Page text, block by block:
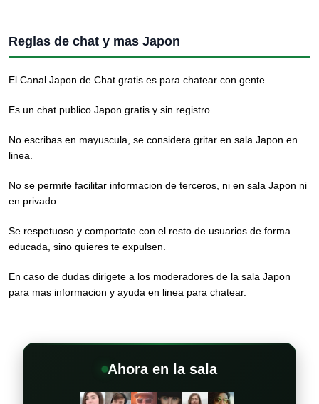
Reglas de chat y mas Japon
El Canal Japon de Chat gratis es para chatear con gente.
Es un chat publico Japon gratis y sin registro.
No escribas en mayuscula, se considera gritar en sala Japon en
linea.
No se permite facilitar informacion de terceros, ni en sala Japon ni
en privado.
Se respetuoso y comportate con el resto de usuarios de forma
educada, sino quieres te expulsen.
En caso de dudas dirigete a los moderadores de la sala Japon
para mas informacion y ayuda en linea para chatear.
Ahora en la sala